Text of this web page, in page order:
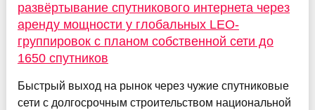
развёртывание спутникового интернета через
аренду мощности у глобальных LEO-
группировок с планом собственной сети до
1650 спутников
Быстрый выход на рынок через чужие спутниковые
сети с долгосрочным строительством национальной